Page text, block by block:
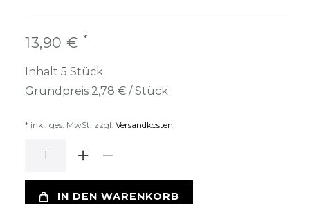
13,90 € *
Inhalt 5 Stück
Grundpreis 2,78 € / Stück
* inkl. ges. MwSt. zzgl. Versandkosten
IN DEN WARENKORB